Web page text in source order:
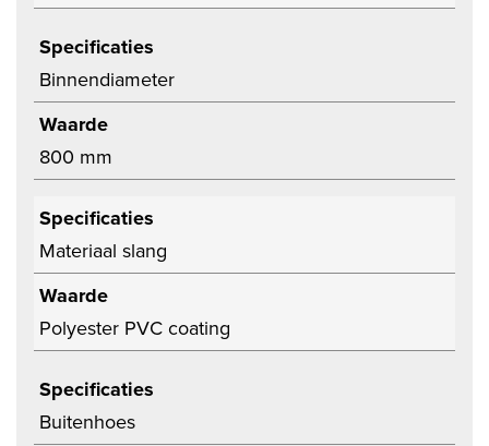
Specificaties
Binnendiameter
Waarde
800 mm
Specificaties
Materiaal slang
Waarde
Polyester PVC coating
Specificaties
Buitenhoes